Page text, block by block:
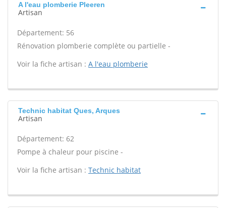
A l'eau plomberie Pleeren
Artisan
Département: 56
Rénovation plomberie complète ou partielle -
Voir la fiche artisan : A l'eau plomberie
Technic habitat Ques, Arques
Artisan
Département: 62
Pompe à chaleur pour piscine -
Voir la fiche artisan : Technic habitat